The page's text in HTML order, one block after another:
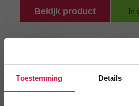
Toestemming Details
Bekijk product In
COBB